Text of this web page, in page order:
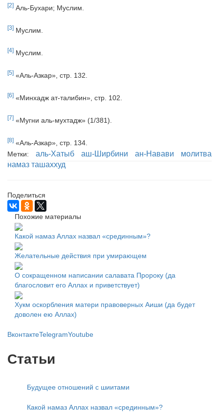
[2] Аль-Бухари; Муслим.
[3] Муслим.
[4] Муслим.
[5] «Аль-Азкар», стр. 132.
[6] «Минхадж ат-талибин», стр. 102.
[7] «Мугни аль-мухтадж» (1/381).
[8] «Аль-Азкар», стр. 134.
Метки: аль-Хатыб аш-Ширбини ан-Навави
молитва
намаз ташаххуд
Поделиться
Похожие материалы
Какой намаз Аллах назвал «срединным»?
Желательные действия при умирающем
О сокращенном написании салавата Пророку (да
благословит его Аллах и приветствует)
Хукм оскорбления матери правоверных Аиши (да будет
доволен ею Аллах)
ВконтактеTelegramYoutube
Статьи
Будущее отношений с шиитами
Какой намаз Аллах назвал «срединным»?